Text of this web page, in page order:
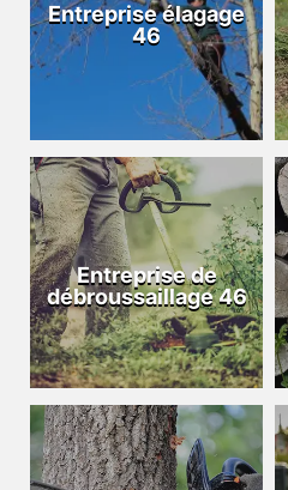
Entreprise élagage
46
Entreprise de
débroussaillage 46